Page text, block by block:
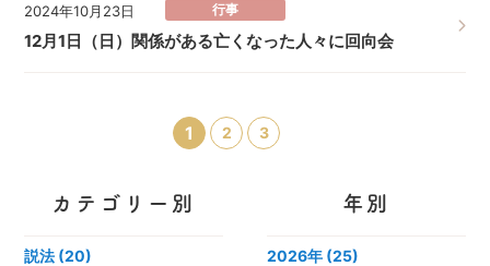
2024年10月23日 行事
12月1日（日）関係がある亡くなった人々に回向会
1 2 3
カテゴリー別
説法 (20)
年別
2026年 (25)